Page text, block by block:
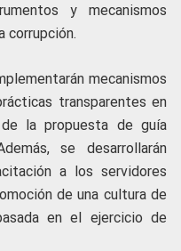
y mecanismos
corrupción.
mecanismos
transparentes en
la propuesta de guía
se desarrollarán
a los servidores
de una cultura de
en el ejercicio de